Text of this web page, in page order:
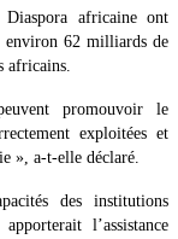
africaine ont
environ 62 milliards de
africains.
promouvoir le
exploitées et
», a-t-elle déclaré.
des institutions
l’assistance